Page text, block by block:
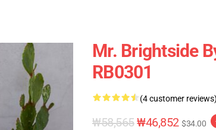
Mr. Brightside
RB0301
(4 customer
₩58,565₩46,852 $34.00